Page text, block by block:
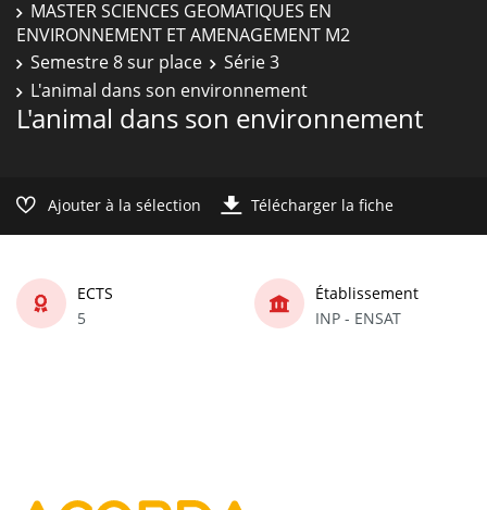
MASTER SCIENCES GEOMATIQUES EN
ENVIRONNEMENT ET AMENAGEMENT M2
Semestre 8 sur place
Série 3
L'animal dans son environnement
L'animal dans son environnement
Ajouter à la sélection Télécharger la fiche
ECTS
5
Établissement
INP - ENSAT